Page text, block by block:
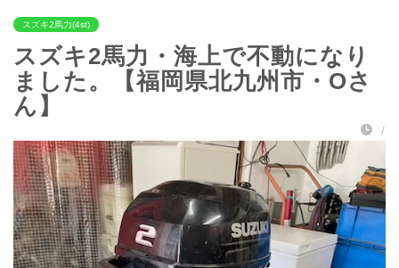
スズキ2馬力(4st)
スズキ2馬力・海上で不動になり
ました。【福岡県北九州市・Oさ
ん】
/